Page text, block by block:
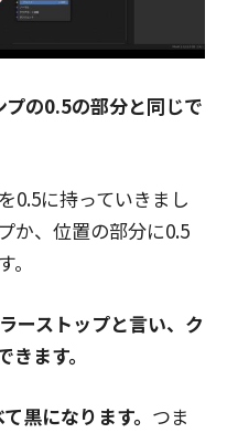
の0.5の部分と同じで
0.5に持っていきまし
か、位置の部分に0.5
ーストップと言い、ク
ます。
黒になります。 つま